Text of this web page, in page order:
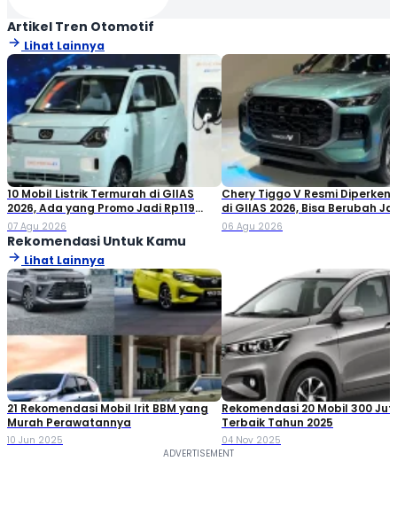
Artikel Tren Otomotif
Lihat Lainnya
10 Mobil Listrik Termurah di GIIAS
2026, Ada yang Promo Jadi Rp119
Jutaan!
07 Agu 2026
Chery Tiggo V Resmi
di GIIAS 2026, Bisa Berubah
Double Cabin
06 Agu 2026
Rekomendasi Untuk Kamu
Lihat Lainnya
21 Rekomendasi Mobil Irit BBM yang
Murah Perawatannya
10 Jun 2025
Rekomendasi 20 Mobil 300
Terbaik Tahun 2025
04 Nov 2025